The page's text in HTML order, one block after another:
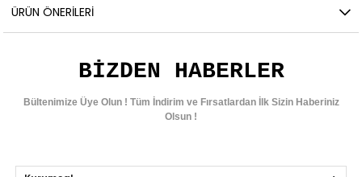
ÜRÜN ÖNERILERI
BIZDEN HABERLER
Bültenimize Üye Olun ! Tüm İndirim ve Fırsatlardan İlk Sizin Haberiniz
Olsun !